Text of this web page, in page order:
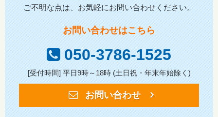
ご不明な点は、お気軽にお問い合わせください。
お問い合わせはこちら
050-3786-1525
[受付時間] 平日9時～18時 (土日祝・年末年始除く)
お問い合わせ